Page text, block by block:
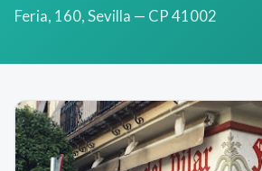
Feria, 160,Sevilla — CP 41002